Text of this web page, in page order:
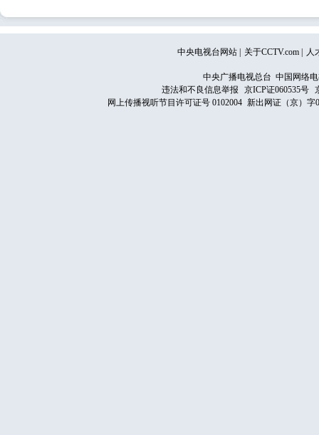
中央电视台网站 关于CCTV.com 人
中央广播电视总台 中国网络
违法和不良信息举报
京ICP证060535号
网上传播视听节目许可证号 0102004 新出网证（京）